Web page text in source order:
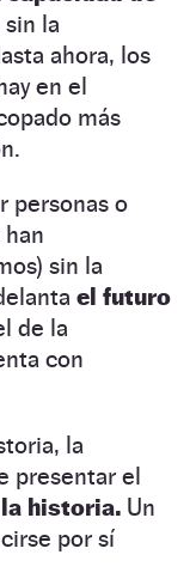
sin la
ahora, los
en el
más
personas o
sin la
el futuro
de la
con
la
presentar el
historia. Un
por sí